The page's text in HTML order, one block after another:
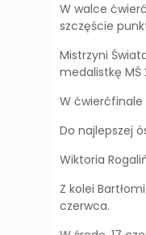
W walce
szczęście
Mistrzyni
medalistkę
W ćwierćfinale
Do najlepszej
Wiktoria
Z kolei
czerwca.